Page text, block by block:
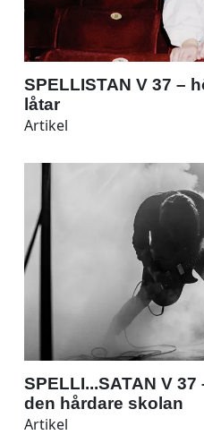
SPELLISTAN V 37 –
låtar
Artikel
SPELLI...SATAN V
den hårdare skolan
Artikel